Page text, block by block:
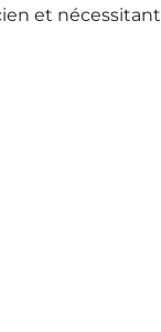
et nécessitant